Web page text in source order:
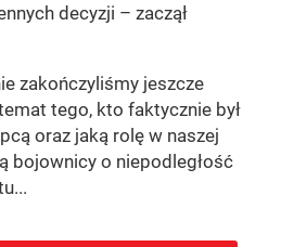
decyzji – zaczął
zakończyliśmy jeszcze
tego, kto faktycznie był
oraz jaką rolę w naszej
bojownicy o niepodległość